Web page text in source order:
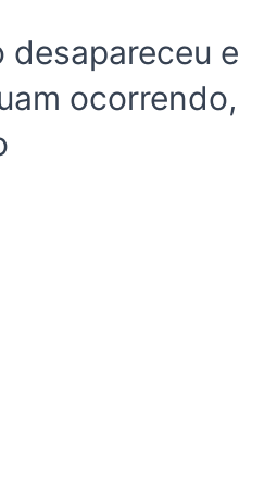
desapareceu e
ocorrendo,